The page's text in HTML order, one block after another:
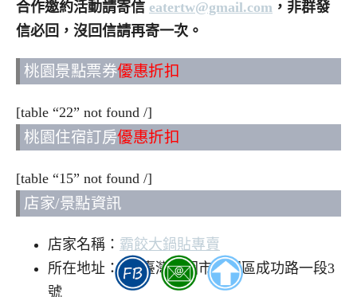
合作邀約活動請寄信 eatertw@gmail.com ，非群發
信必回，沒回信請再寄一次。
桃園景點票券優惠折扣
[table “22” not found /]
桃園住宿訂房優惠折扣
[table “15” not found /]
店家/景點資訊
店家名稱： 霸餃大鍋貼專賣
所在地址：330臺灣桃園市桃園區成功路一段3
號